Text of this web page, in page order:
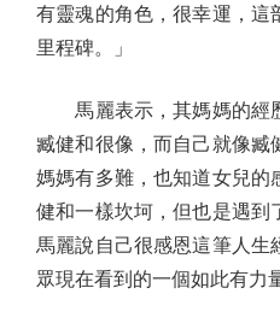
有靈魂的角色，很幸運，這
里程碑。」
馬麗表示，其媽媽的經
臧健和很像，而自己就像臧
媽媽有多難，也知道女兒的
健和一樣坎坷，但也是遇到
馬麗說自己很感恩這筆人生
眾現在看到的一個如此有力